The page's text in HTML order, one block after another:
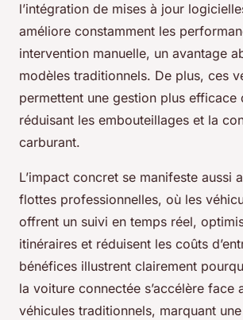
l’intégration de mises à jour
améliore constamment les
intervention manuelle, un avantage
modèles traditionnels. De plus, ces
permettent une gestion plus efficace
réduisant les embouteillages et la
carburant.
L’impact concret se manifeste aussi
flottes professionnelles, où les
offrent un suivi en temps réel,
itinéraires et réduisent les coûts
bénéfices illustrent clairement
la voiture connectée s’accélère face
véhicules traditionnels, marquant